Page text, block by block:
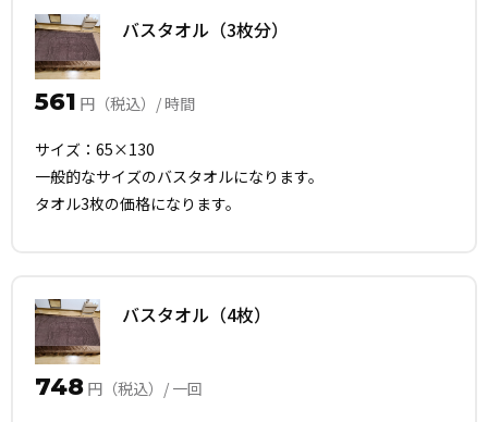
バスタオル（3枚分）
561 円（税込）/ 時間
サイズ：65×130
一般的なサイズのバスタオルになります。
タオル3枚の価格になります。
バスタオル（4枚）
748 円（税込）/ 一回